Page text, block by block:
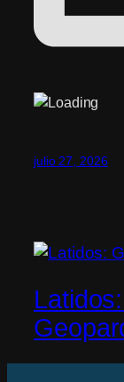
julio 27, 2026